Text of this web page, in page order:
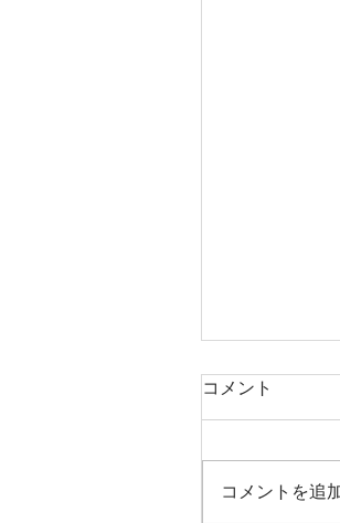
本日タコ便
コメント
コメントを追